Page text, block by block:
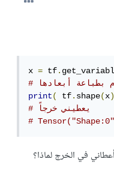
x = tf.
بطباعة أبعادها
print( tf.shape(x)
# يعطيني خرجاً
#